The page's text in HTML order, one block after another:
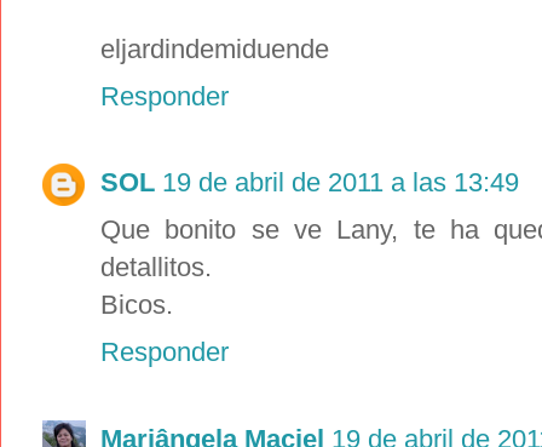
eljardindemiduende
Responder
SOL 19 de abril de 2011 a las 13:49
Que bonito se ve Lany, te ha
detallitos.
Bicos.
Responder
Mariângela Maciel 19 de abril de